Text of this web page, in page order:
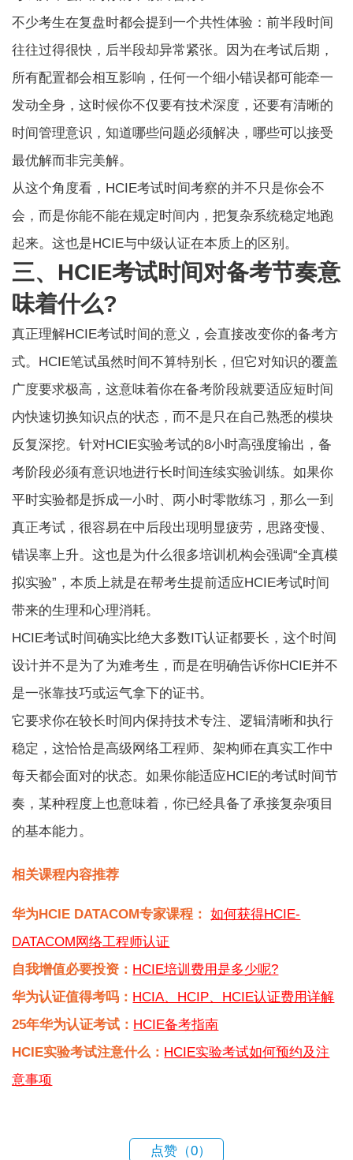
不少考生在复盘时都会提到一个共性体验：前半段时间
往往过得很快，后半段却异常紧张。因为在考试后期，
所有配置都会相互影响，任何一个细小错误都可能牵一
发动全身，这时候你不仅要有技术深度，还要有清晰的
时间管理意识，知道哪些问题必须解决，哪些可以接受
最优解而非完美解。
从这个角度看，HCIE考试时间考察的并不只是你会不
会，而是你能不能在规定时间内，把复杂系统稳定地跑
起来。这也是HCIE与中级认证在本质上的区别。
三、HCIE考试时间对备考节奏意
味着什么?
真正理解HCIE考试时间的意义，会直接改变你的备考方
式。HCIE笔试虽然时间不算特别长，但它对知识的覆盖
广度要求极高，这意味着你在备考阶段就要适应短时间
内快速切换知识点的状态，而不是只在自己熟悉的模块
反复深挖。针对HCIE实验考试的8小时高强度输出，备
考阶段必须有意识地进行长时间连续实验训练。如果你
平时实验都是拆成一小时、两小时零散练习，那么一到
真正考试，很容易在中后段出现明显疲劳，思路变慢、
错误率上升。这也是为什么很多培训机构会强调“全真模
拟实验”，本质上就是在帮考生提前适应HCIE考试时间
带来的生理和心理消耗。
HCIE考试时间确实比绝大多数IT认证都要长，这个时间
设计并不是为了为难考生，而是在明确告诉你HCIE并不
是一张靠技巧或运气拿下的证书。
它要求你在较长时间内保持技术专注、逻辑清晰和执行
稳定，这恰恰是高级网络工程师、架构师在真实工作中
每天都会面对的状态。如果你能适应HCIE的考试时间节
奏，某种程度上也意味着，你已经具备了承接复杂项目
的基本能力。
相关课程内容推荐
华为HCIE DATACOM专家课程：
如何获得HCIE-
DATACOM网络工程师认证
自我增值必要投资： HCIE培训费用是多少呢?
华为认证值得考吗： HCIA、HCIP、HCIE认证费用详解
25年华为认证考试： HCIE备考指南
HCIE实验考试注意什么： HCIE实验考试如何预约及注
意事项
点赞（0）